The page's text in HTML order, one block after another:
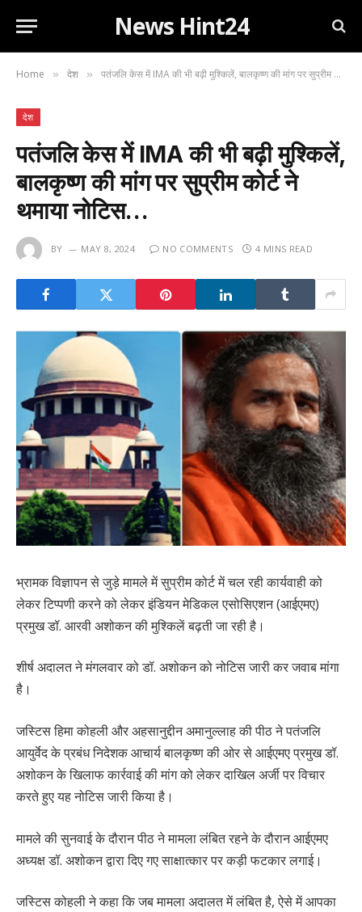
News Hint24
Home » देश » पतंजलि केस में IMA की भी बढ़ी मुश्किलें, बालकृष्ण की मांग पर सुप्रीम कोर्ट ने थमाया नोटिस…
देश
पतंजलि केस में IMA की भी बढ़ी मुश्किलें,
बालकृष्ण की मांग पर सुप्रीम कोर्ट ने
थमाया नोटिस…
BY MAY 8, 2024 NO COMMENTS 4 MINS READ
भ्रामक विज्ञापन से जुड़े मामले में सुप्रीम कोर्ट में चल रही कार्यवाही को
लेकर टिप्पणी करने को लेकर इंडियन मेडिकल एसोसिएशन (आईएमए)
प्रमुख डॉ. आरवी अशोकन की मुश्किलें बढ़ती जा रही है।
शीर्ष अदालत ने मंगलवार को डॉ. अशोकन को नोटिस जारी कर जवाब मांगा
है।
जस्टिस हिमा कोहली और अहसानुद्दीन अमानुल्लाह की पीठ ने पतंजलि
आयुर्वेद के प्रबंध निदेशक आचार्य बालकृष्ण की ओर से आईएमए प्रमुख डॉ.
अशोकन के खिलाफ कार्रवाई की मांग को लेकर दाखिल अर्जी पर विचार
करते हुए यह नोटिस जारी किया है।
मामले की सुनवाई के दौरान पीठ ने मामला लंबित रहने के दौरान आईएमए
अध्यक्ष डॉ. अशोकन द्वारा दिए गए साक्षात्कार पर कड़ी फटकार लगाई।
जस्टिस कोहली ने कहा कि जब मामला अदालत में लंबित है, ऐसे में आपका